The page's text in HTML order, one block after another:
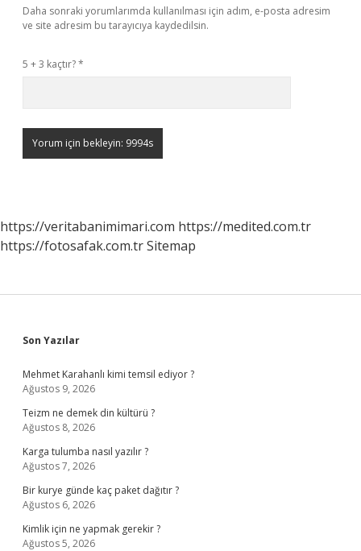
Daha sonraki yorumlarımda kullanılması için adım, e-posta adresim
ve site adresim bu tarayıcıya kaydedilsin.
5 + 3 kaçtır?*
https://veritabanimimari.com https://medited.com.tr
https://fotosafak.com.trSitemap
Sidebar
Son Yazılar
Mehmet Karahanlı kimi temsil ediyor ?
Ağustos 9, 2026
Teizm ne demek din kültürü ?
Ağustos 8, 2026
Karga tulumba nasıl yazılır ?
Ağustos 7, 2026
Bir kurye günde kaç paket dağıtır ?
Ağustos 6, 2026
Kimlik için ne yapmak gerekir ?
Ağustos 5, 2026